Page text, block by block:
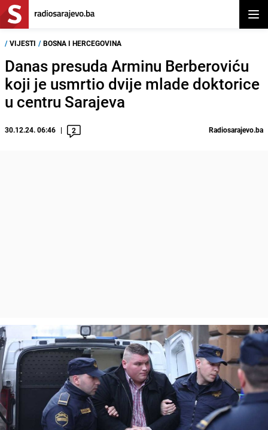
/ VIJESTI / BOSNA I HERCEGOVINA
Danas presuda Arminu Berberoviću
koji je usmrtio dvije mlade doktorice
u centru Sarajeva
30.12.24. 06:46 2 Radiosarajevo.ba